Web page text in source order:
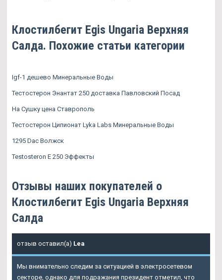
Клостилбегит Egis Ungaria Верхняя
Салда. Похожие статьи категории
Igf-1 дешево Минеральные Воды
Тестостерон Энантат 250 доставка Павловский Посад
На Сушку цена Ставрополь
Тестостерон Ципионат Lyka Labs Минеральные Воды
1295 Dac Волжск
Testosteron E 250 Эффекты
Отзывы наших покупателей о
Клостилбегит Egis Ungaria Верхняя
Салда
отзыв оставил(а) Lea
Мы внимательно следим за ситуацией в электросетевом
секторе, однако для подражания президент отметил, что